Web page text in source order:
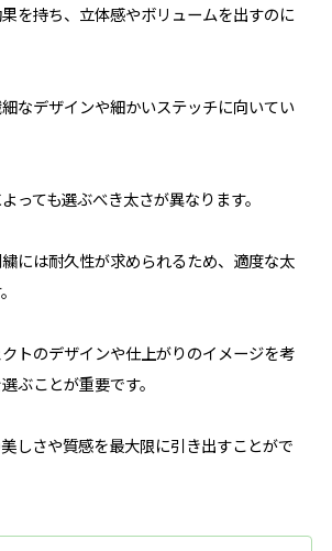
を持ち、立体感やボリュームを出すのに
なデザインや細かいステッチに向いてい
っても選ぶべき太さが異なります。
には耐久性が求められるため、適度な太
トのデザインや仕上がりのイメージを考
ぶことが重要です。
しさや質感を最大限に引き出すことがで